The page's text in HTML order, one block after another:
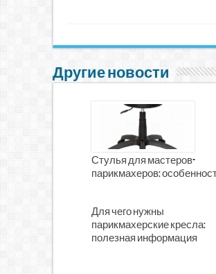
Другие новости
Стулья для мастеров-
парикмахеров:
Для чего нужны
парикмахерские кресла:
полезная информация